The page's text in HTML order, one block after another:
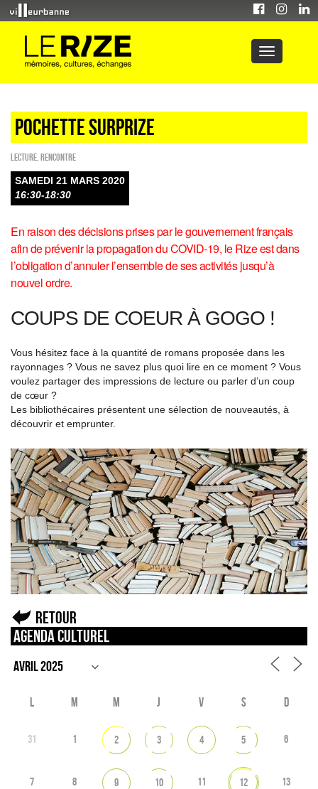
Pochette SurpRize
Lecture Rencontre
SAMEDI 21 MARS 2020
16:30-18:30
En raison des décisions prises par le gouvernement français
afin de prévenir la propagation du COVID-19, le Rize est dans
l’obligation d’annuler l’ensemble de ses activités jusqu’à
nouvel ordre.
COUPS DE COEUR À GOGO !
Vous hésitez face à la quantité de romans proposée dans les
rayonnages ? Vous ne savez plus quoi lire en ce moment ? Vous
voulez partager des impressions de lecture ou parler d’un coup
de cœur ?
Les bibliothécaires présentent une sélection de nouveautés, à
découvrir et emprunter.
Retour
Agenda culturel
L M M J V S D
31 1 2 3 4 5 6
7 8 9 10 11 12 13